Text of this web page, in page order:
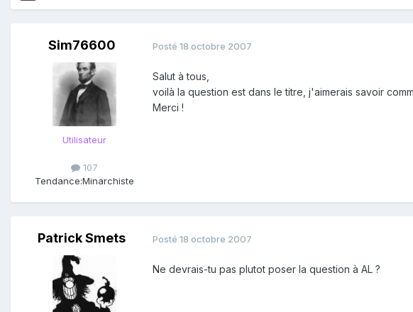
Sim76600
Utilisateur
107
Tendance:Minarchiste
Posté 18 octobre 2007
Salut à tous,
voilà la question est dans le titre, j'aimerais savoir
Merci !
Patrick Smets Posté 18 octobre 2007
Ne devrais-tu pas plutot poser la question à AL ?